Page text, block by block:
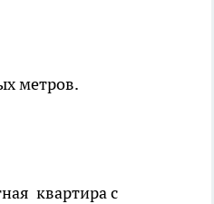
метров.
квартира с